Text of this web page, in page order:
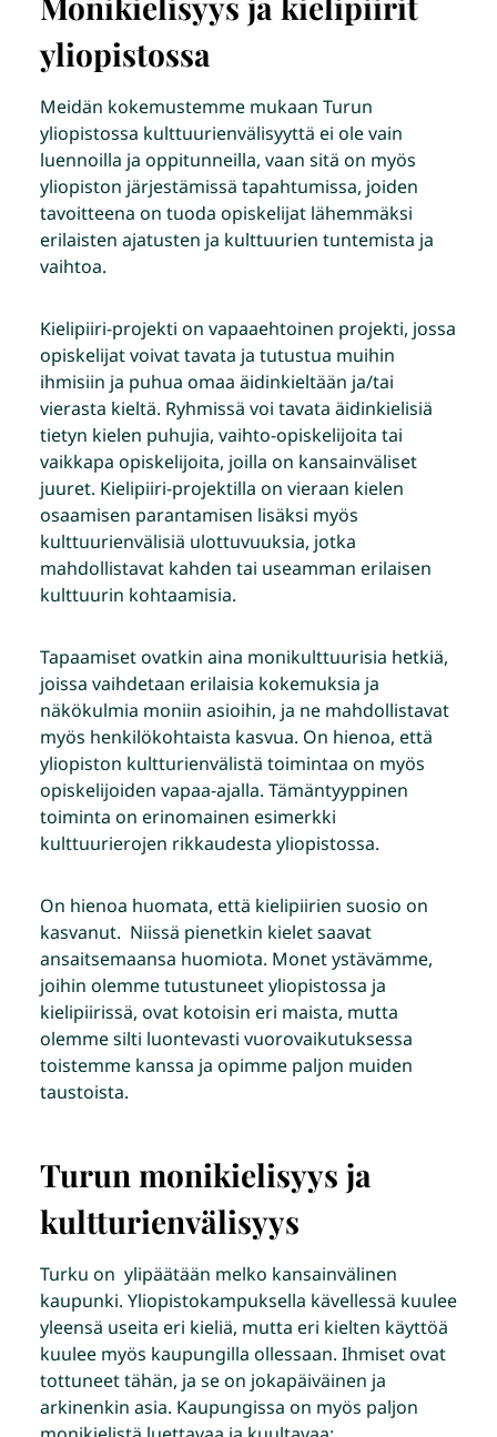
yliopistossa
Meidän kokemustemme mukaan Turun
yliopistossa kulttuurienvälisyyttä ei ole vain
luennoilla ja oppitunneilla, vaan sitä on myös
yliopiston järjestämissä tapahtumissa, joiden
tavoitteena on tuoda opiskelijat lähemmäksi
erilaisten ajatusten ja kulttuurien tuntemista ja
vaihtoa.
Kielipiiri-projekti on vapaaehtoinen projekti, jossa
opiskelijat voivat tavata ja tutustua muihin
ihmisiin ja puhua omaa äidinkieltään ja/tai
vierasta kieltä. Ryhmissä voi tavata äidinkielisiä
tietyn kielen puhujia, vaihto-opiskelijoita tai
vaikkapa opiskelijoita, joilla on kansainväliset
juuret. Kielipiiri-projektilla on vieraan kielen
osaamisen parantamisen lisäksi myös
kulttuurienvälisiä ulottuvuuksia, jotka
mahdollistavat kahden tai useamman erilaisen
kulttuurin kohtaamisia.
Tapaamiset ovatkin aina monikulttuurisia hetkiä,
joissa vaihdetaan erilaisia kokemuksia ja
näkökulmia moniin asioihin, ja ne mahdollistavat
myös henkilökohtaista kasvua. On hienoa, että
yliopiston kultturienvälistä toimintaa on myös
opiskelijoiden vapaa-ajalla. Tämäntyyppinen
toiminta on erinomainen esimerkki
kulttuurierojen rikkaudesta yliopistossa.
On hienoa huomata, että kielipiirien suosio on
kasvanut. Niissä pienetkin kielet saavat
ansaitsemaansa huomiota. Monet ystävämme,
joihin olemme tutustuneet yliopistossa ja
kielipiirissä, ovat kotoisin eri maista, mutta
olemme silti luontevasti vuorovaikutuksessa
toistemme kanssa ja opimme paljon muiden
taustoista.
Turun monikielisyys ja
kultturienvälisyys
Turku on ylipäätään melko kansainvälinen
kaupunki. Yliopistokampuksella kävellessä kuulee
yleensä useita eri kieliä, mutta eri kielten käyttöä
kuulee myös kaupungilla ollessaan. Ihmiset ovat
tottuneet tähän, ja se on jokapäiväinen ja
arkinenkin asia. Kaupungissa on myös paljon